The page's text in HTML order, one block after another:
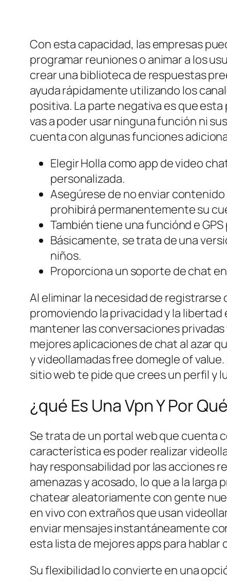
Con esta capacidad, las empresas
programar reuniones o animar a los
crear una biblioteca de respuestas
ayuda rápidamente utilizando los
positiva. La parte negativa es que
vas a poder usar ninguna función ni
cuenta con algunas funciones
Elegir Holla como app de video
personalizada.
Asegúrese de no enviar
prohibirá permanentemente su
También tiene una funciónd e
Básicamente, se trata de una
niños.
Proporciona un soporte de chat
Al eliminar la necesidad de
promoviendo la privacidad y la
mantener las conversaciones
mejores aplicaciones de chat al azar
y videollamadas free domegle of
sitio web te pide que crees un perfil y
¿qué Es Una Vpn Y Por
Se trata de un portal web que cuenta
característica es poder realizar
hay responsabilidad por las acciones
amenazas y acosado, lo que a la larga
chatear aleatoriamente con gente
en vivo con extraños que usan
enviar mensajes instantáneamente
esta lista de mejores apps para hablar
Su flexibilidad lo convierte en una